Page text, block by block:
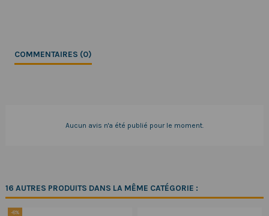
COMMENTAIRES (0)
Aucun avis n'a été publié pour le moment.
16 AUTRES PRODUITS DANS LA MÊME CATÉGORIE :
-8%